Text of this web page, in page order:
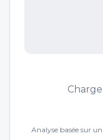
Analyse basée sur